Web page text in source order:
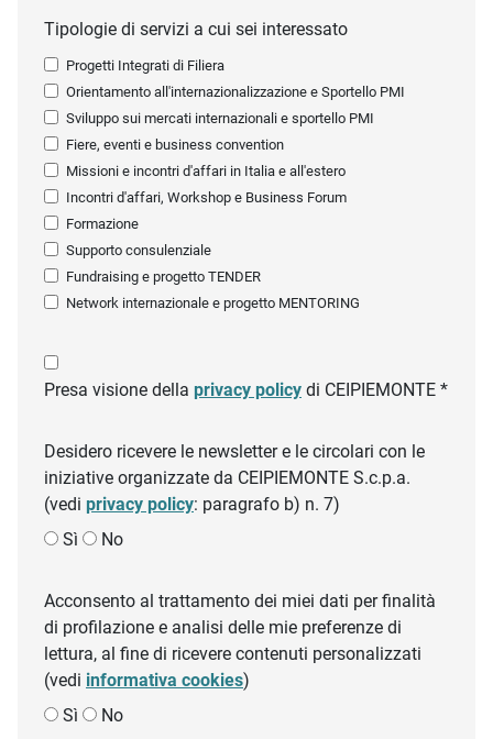
Tipologie di servizi a cui sei interessato
Progetti Integrati di Filiera
Orientamento all'internazionalizzazione e Sportello PMI
Sviluppo sui mercati internazionali e sportello PMI
Fiere, eventi e business convention
Missioni e incontri d'affari in Italia e all'estero
Incontri d'affari, Workshop e Business Forum
Formazione
Supporto consulenziale
Fundraising e progetto TENDER
Network internazionale e progetto MENTORING
Presa visione della privacy policy di CEIPIEMONTE *
Desidero ricevere le newsletter e le circolari con le
iniziative organizzate da CEIPIEMONTE S.c.p.a.
(vedi privacy policy: paragrafo b) n. 7)
Sì
No
Acconsento al trattamento dei miei dati per finalità
di profilazione e analisi delle mie preferenze di
lettura, al fine di ricevere contenuti personalizzati
(vedi informativa cookies)
Sì
No